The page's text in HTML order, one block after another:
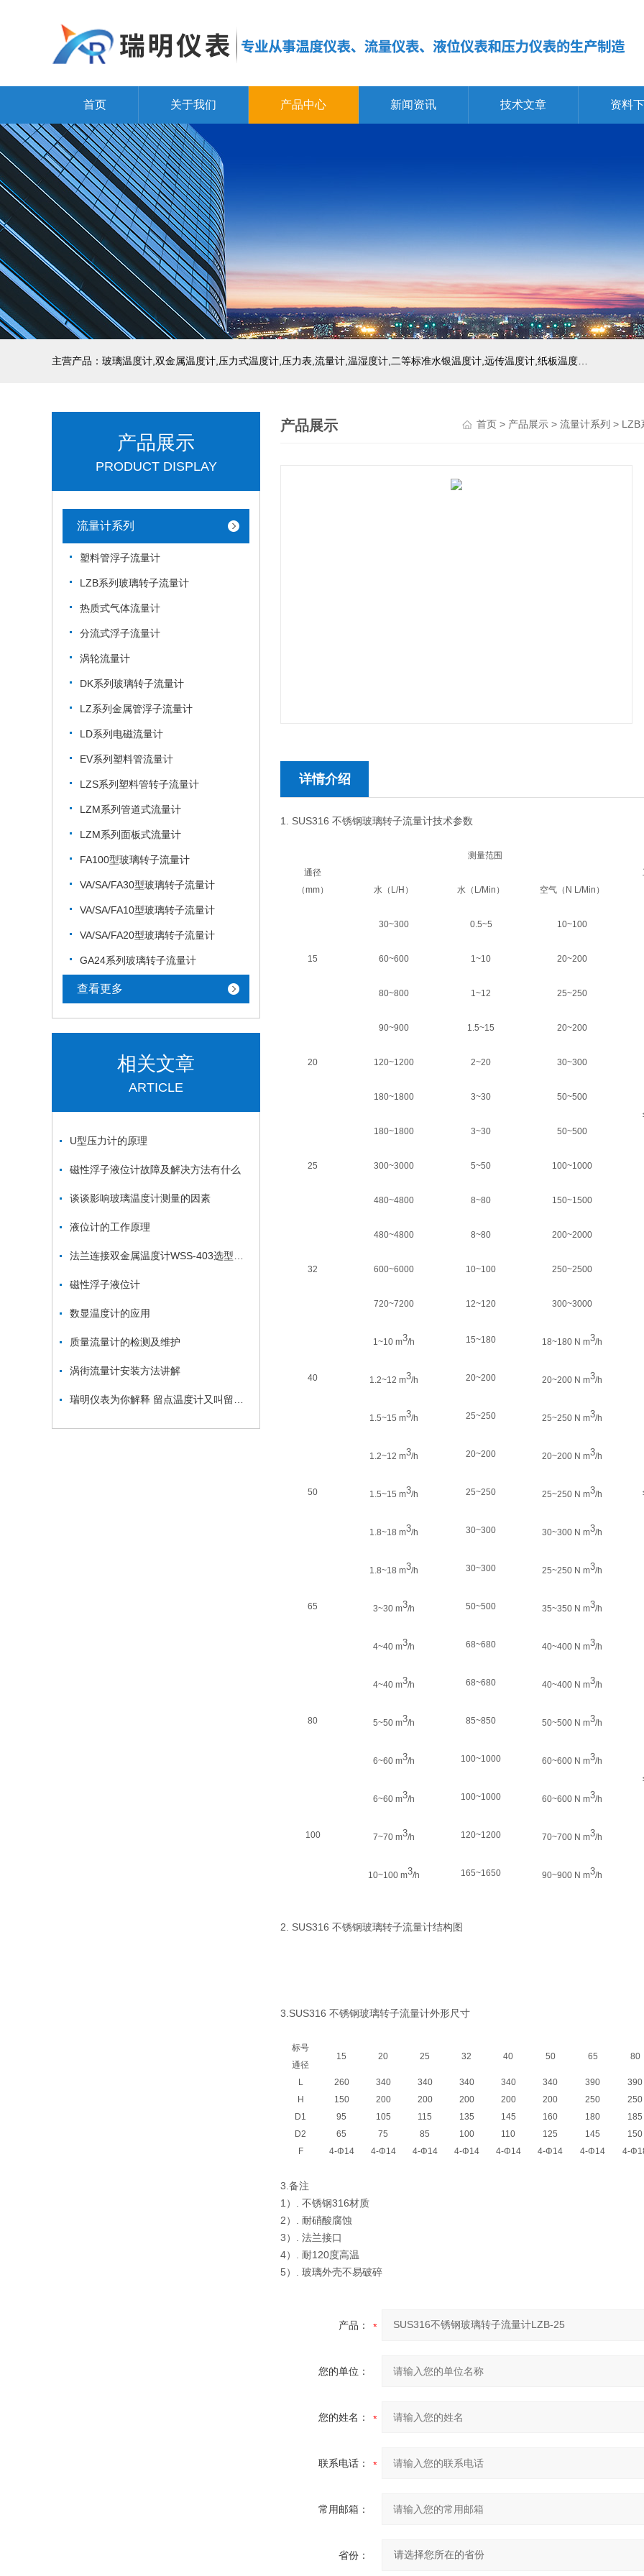
首页 关于我们 产品中心 新闻资讯 技术文章 资料
产品展示
PRODUCT DISPLAY
流量计系列
塑料管浮子流量计
LZB系列玻璃转子流量计
热质式气体流量计
分流式浮子流量计
涡轮流量计
DK系列玻璃转子流量计
LZ系列金属管浮子流量计
LD系列电磁流量计
EV系列塑料管流量计
LZS系列塑料管转子流量计
LZM系列管道式流量计
LZM系列面板式流量计
FA100型玻璃转子流量计
VA/SA/FA30型玻璃转子流量计
VA/SA/FA10型玻璃转子流量计
VA/SA/FA20型玻璃转子流量计
GA24系列玻璃转子流量计
查看更多
相关文章
ARTICLE
U型压力计的原理
磁性浮子液位计故障及解决方法有什么
谈谈影响玻璃温度计测量的因素
液位计的工作原理
磁性浮子液位计
数显温度计的应用
质量流量计的检测及维护
涡街流量计安装方法讲解
产品展示 首页 > 产品展示 > 流量计系列 > LZB
详情介绍
1. SUS316 不锈钢玻璃转子流量计技术参数
通径
（mm）
测量范围
水（L/H）
水（L/Min） 空气（N L/Min）
15
30~300 0.5~5 10~100
60~600 1~10 20~200
80~800 1~12 25~250
20
90~900 1.5~15 20~200
120~1200 2~20 30~300
180~1800 3~30 50~500
25
180~1800 3~30 50~500
300~3000 5~50 100~1000
480~4800 8~80 150~1500
32
480~4800 8~80 200~2000
600~6000 10~100 250~2500
720~7200 12~120 300~3000
40
1~10 m3/h 15~180 18~180 N m3/h
1.2~12 m3/h 20~200 20~200 N m3/h
1.5~15 m3/h 25~250 25~250 N m3/h
50
1.2~12 m3/h 20~200 20~200 N m3/h
1.5~15 m3/h 25~250 25~250 N m3/h
1.8~18 m3/h 30~300 30~300 N m3/h
65
1.8~18 m3/h 30~300 25~250 N m3/h
3~30 m3/h 50~500 35~350 N m3/h
4~40 m3/h 68~680 40~400 N m3/h
80
4~40 m3/h 68~680 40~400 N m3/h
5~50 m3/h 85~850 50~500 N m3/h
6~60 m3/h 100~1000 60~600 N m3/h
100
6~60 m3/h 100~1000 60~600 N m3/h
7~70 m3/h 120~1200 70~700 N m3/h
10~100 m3/h 165~1650 90~900 N m3/h
2. SUS316 不锈钢玻璃转子流量计结构图
3.SUS316 不锈钢玻璃转子流量计外形尺寸
标号
通径
15 20 25 32 40 50 65 80
L 260 340 340 340 340 340 390 390
H
150 200 200 200 200 200 250 250
D1
95 105 115 135 145 160 180 185
D2
65 75 85 100 110 125 145 150
F
4-Φ14 4-Φ14 4-Φ14 4-Φ14 4-Φ14 4-Φ14 4-Φ14 4-
3.备注
1）. 不锈钢316材质
2）. 耐硝酸腐蚀
3）. 法兰接口
4）. 耐120度高温
5）. 玻璃外壳不易破碎
产品：
您的单位：
您的姓名：
联系电话：
常用邮箱：
省份：